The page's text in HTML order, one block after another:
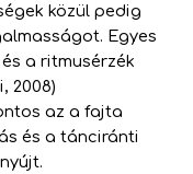
közül pedig
Egyes
a ritmusérzék
2008)
az a fajta
és a tánciránti